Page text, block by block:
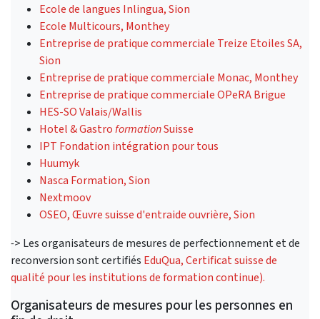
Ecole de langues Inlingua, Sion
Ecole Multicours, Monthey
Entreprise de pratique commerciale Treize Etoiles SA,
Sion
Entreprise de pratique commerciale Monac, Monthey
Entreprise de pratique commerciale OPeRA Brigue
HES-SO Valais/Wallis
Hotel & GastroformationSuisse
IPT Fondation intégration pour tous
Huumyk
Nasca Formation, Sion
Nextmoov
OSEO, Œuvre suisse d'entraide ouvrière, Sion
-> Les organisateurs de mesures de perfectionnement et de
reconversion sont certifiés EduQua, Certificat suisse de
qualité pour les institutions de formation continue).
Organisateurs de mesures pour les personnes en